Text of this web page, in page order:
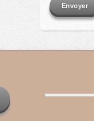
Envoyer